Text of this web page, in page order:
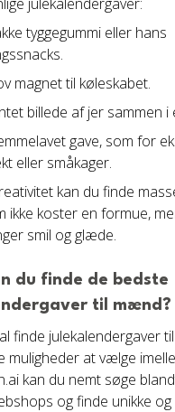
tyggegummi eller hans
magnet til køleskabet.
billede af jer sammen i
gave, som for
eller småkager.
kan du finde
ikke koster en formue,
smil og glæde.
du finde de bedste
til mænd?
finde julekalendergaver
muligheder at vælge
kan du nemt søge
og finde unikke